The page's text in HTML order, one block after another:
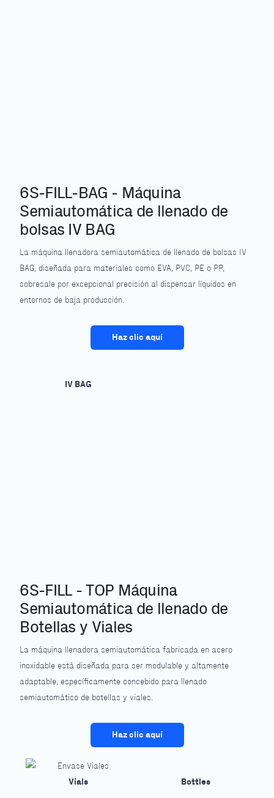
6S-FILL-BAG - Máquina
Semiautomática de llenado de
bolsas IV BAG
La máquina llenadora semiautomática de llenado de bolsas IV
BAG, diseñada para materiales como EVA, PVC, PE o PP,
sobresale por excepcional precisión al dispensar líquidos en
entornos de baja producción.
Haz clic aquí
IV BAG
6S-FILL - TOP Máquina
Semiautomática de llenado de
Botellas y Viales
La máquina llenadora semiautomática fabricada en acero
inoxidable está diseñada para ser modulable y altamente
adaptable, específicamente concebido para llenado
semiautomático de botellas y viales.
Haz clic aquí
Vials Bottles